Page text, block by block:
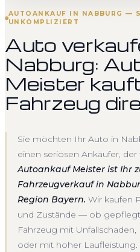
AUTOANKAUF IN NABBURG —
UNKOMPLIZIERT
Auto
Nabburg:
Meister
Fahrzeug
Sie möchten Ihr Auto in
einen seriösen Ankäufer, der
Autoankauf Meister ist Ihr
Fahrzeugverkauf in
Region Bayern. Wir kaufen
und Zustände — ob
Fahrzeug mit
oder mit hoher